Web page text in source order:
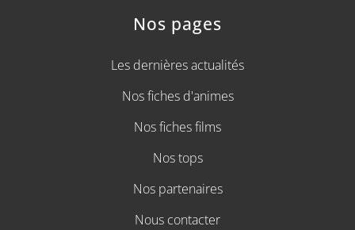
Nos pages
Les dernières actualités
Nos fiches d'animes
Nos fiches films
Nos tops
Nos partenaires
Nous contacter